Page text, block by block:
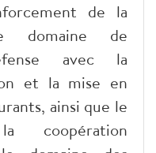
de la
domaine de
avec la
et la mise en
ainsi que le
coopération